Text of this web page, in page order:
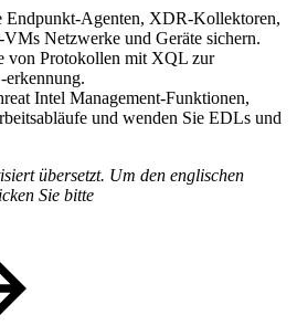
Endpunkt-Agenten, XDR-Kollektoren,
Netzwerke und Geräte sichern.
von Protokollen mit XQL zur
erkennung.
Intel Management-Funktionen,
und wenden Sie EDLs und
übersetzt. Um den englischen
Sie bitte